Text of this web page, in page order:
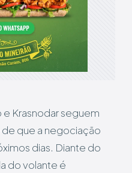
e Krasnodar seguem
que a negociação
dias. Diante do
do volante é